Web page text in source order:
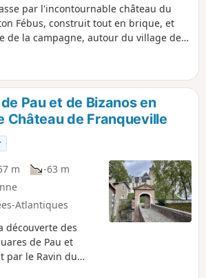
par l'incontournable château du
Fébus, construit tout en brique, et
de la campagne, autour du village de
Pau et de Bizanos en
Château de Franqueville
m
-63 m
Atlantiques
découverte des
de Pau et
par le Ravin du